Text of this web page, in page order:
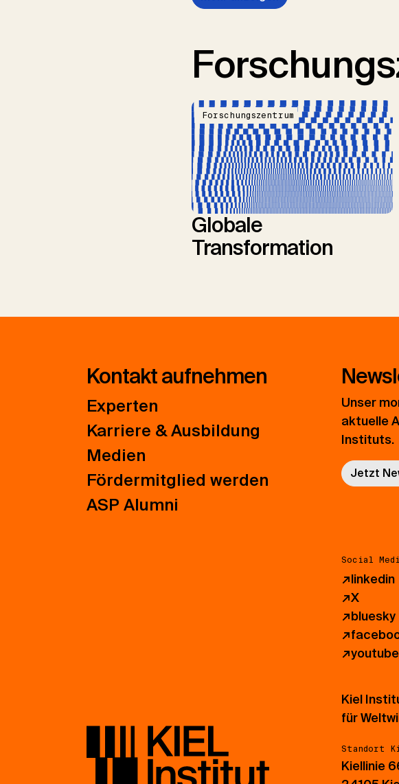
Forschungszentrum
Globale
Transformation
Kontakt aufnehmen
Experten
Karriere & Ausbildung
Medien
Fördermitglied werden
ASP Alumni
Unser
aktuelle
Instituts.
Jetzt
Social
↗linkedin
↗X
↗bluesky
↗
↗youtube
Kiel
für
Standort
Kiellinie